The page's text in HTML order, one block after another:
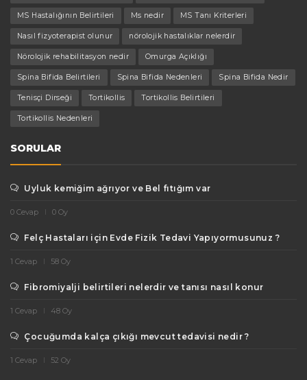
MS Hastalığının Belirtileri Ms nedir MS Tanı Kriterleri
Nasıl fizyoterapist olunur nörolojik hastalıklar nelerdir
Nörolojik rehabilitasyon nedir Omurga Açıklığı
Spina Bifida Belirtileri Spina Bifida Nedenleri Spina Bifida Nedir
Tenisçi Dirseği Tortikollis Tortikollis Belirtileri
Tortikollis Nedenleri
SORULAR
Uyluk kemiğim ağrıyor ve Bel fıtığım var
0 Cevap 0 Oy
Felç Hastaları için Evde Fizik Tedavi Yapıyormusunuz ?
1 Cevap 58 Oy
Fibromiyalji belirtileri nelerdir ve tanısı nasıl konur
1 Cevap 48 Oy
Çocuğumda kalça çıkığı mevcut tedavisi nedir ?
1 Cevap 52 Oy